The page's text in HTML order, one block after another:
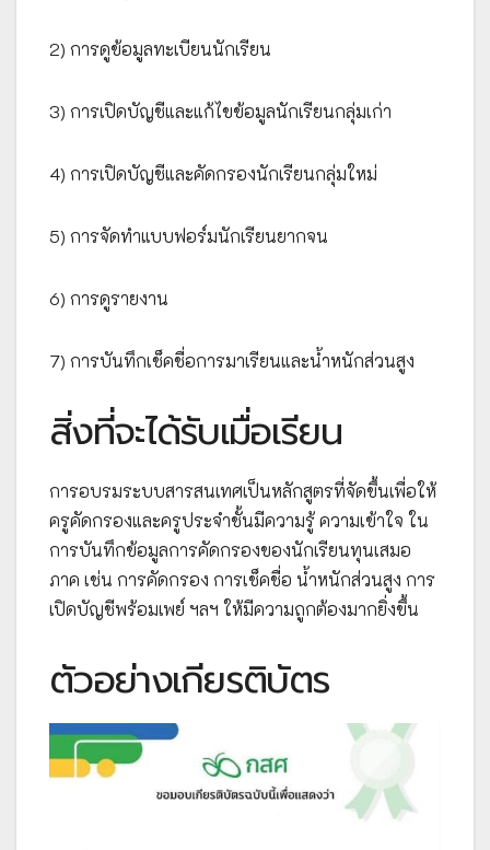
2) การดูข้อมูลทะเบียนนักเรียน
3) การเปิดบัญชีและแก้ไขข้อมูลนักเรียนกลุ่มเก่า
4) การเปิดบัญชีและคัดกรองนักเรียนกลุ่มใหม่
5) การจัดทำแบบฟอร์มนักเรียนยากจน
6) การดูรายงาน
7) การบันทึกเช็คชื่อการมาเรียนและน้ำหนักส่วนสูง
สิ่งที่จะได้รับเมื่อเรียน
การอบรมระบบสารสนเทศเป็นหลักสูตรที่จัดขึ้นเพื่อให้
ครูคัดกรองและครูประจำชั้นมีความรู้ ความเข้าใจ ใน
การบันทึกข้อมูลการคัดกรองของนักเรียนทุนเสมอ
ภาค เช่น การคัดกรอง การเช็คชื่อ น้ำหนักส่วนสูง การ
เปิดบัญชีพร้อมเพย์ ฯลฯ ให้มีความถูกต้องมากยิ่งขึ้น
ตัวอย่างเกียรติบัตร